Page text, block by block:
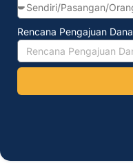
Rencana Pengajuan Dana